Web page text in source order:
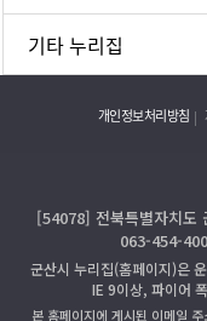
기타 누리집
개인정보처리방침
[54078] 전북특별자치도
063-454-
군산시 누리집(홈페이지)은
IE 9이상, 파이어
본 홈페이지에 게시된 이메일